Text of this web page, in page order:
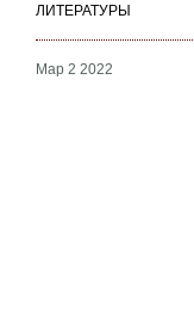
ЛИТЕРАТУРЫ
Мар 2 2022